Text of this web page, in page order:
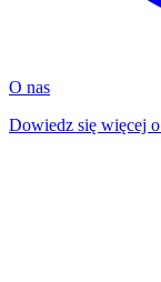
O nas
Dowiedz się więcej